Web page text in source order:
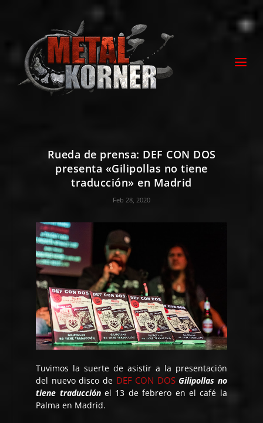
Rueda de prensa: DEF CON DOS
presenta «Gilipollas no tiene
traducción» en Madrid
Feb 28, 2020
Tuvimos la suerte de asistir a la presentación
del nuevo disco de DEF CON DOS Gilipollas no
tiene traducciónel 13 de febrero en el café la
Palma en Madrid.